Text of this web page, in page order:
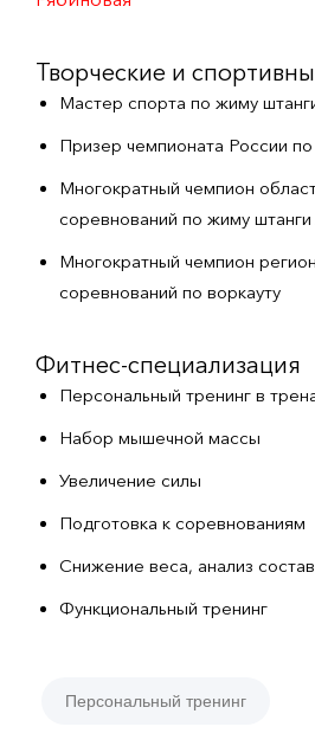
Творческие и
Мастер спорта по жиму
Призер чемпионата России
Многократный чемпион
соревнований по жиму
Многократный чемпион
соревнований по воркауту
Фитнес-специализация
Персональный тренинг в
Набор мышечной массы
Увеличение силы
Подготовка к соревнованиям
Снижение веса, анализ
Функциональный тренинг
Персональный тренинг